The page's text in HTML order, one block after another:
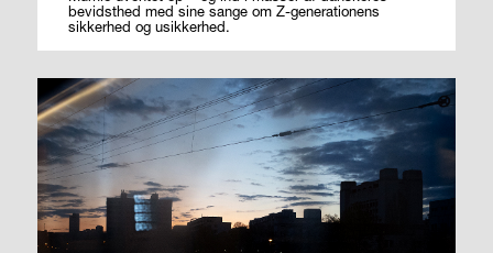
bevidsthed med sine sange om ­Z-generationens
sikkerhed og usikkerhed.